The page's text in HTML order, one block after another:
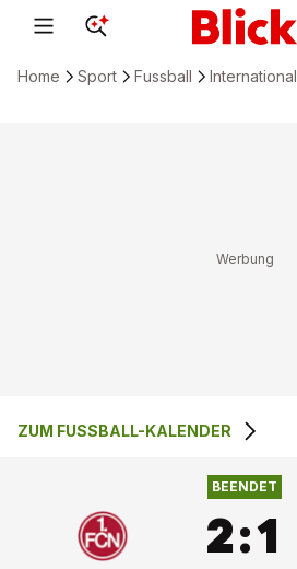
Home Sport Fussball International
2 :1
ZUM FUSSBALL-KALENDER
BEENDET
2:1